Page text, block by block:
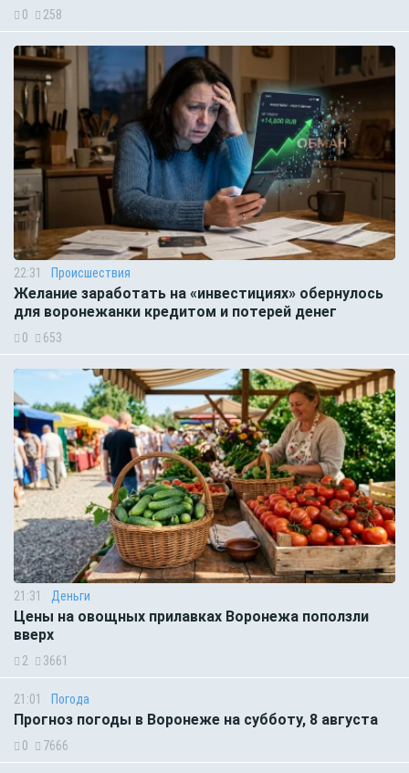
0 258
22:31 Происшествия
Желание заработать на «инвестициях» обернулось
для воронежанки кредитом и потерей денег
0 653
21:31 Деньги
Цены на овощных прилавках Воронежа поползли
вверх
2 3661
21:01 Погода
Прогноз погоды в Воронеже на субботу, 8 августа
0 7666